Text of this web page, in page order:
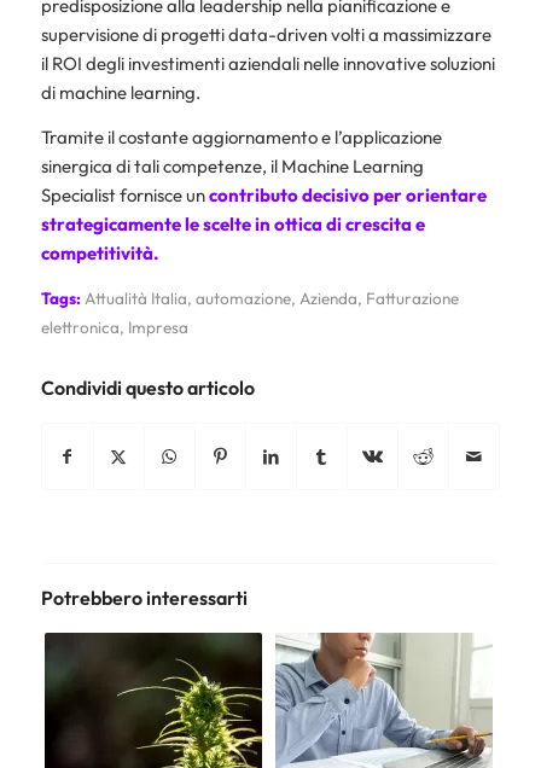
predisposizione alla leadership nella pianificazione e
supervisione di progetti data-driven volti a massimizzare
il ROI degli investimenti aziendali nelle innovative soluzioni
di machine learning.
Tramite il costante aggiornamento e l’applicazione
sinergica di tali competenze, il Machine Learning
Specialist fornisce uncontributo decisivo per orientare
strategicamente le scelte in ottica di crescita e
competitività.
Tags:Attualità Italia, automazione, Azienda, Fatturazione
elettronica, Impresa
Condividi questo articolo
Potrebbero interessarti